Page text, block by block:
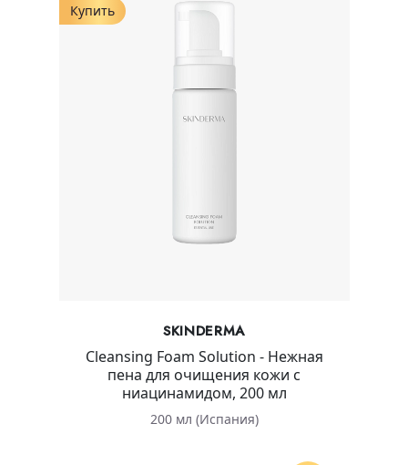
Купить
SKINDERMA
Cleansing Foam Solution - Нежная
пена для очищения кожи с
ниацинамидом, 200 мл
200 мл (Испания)